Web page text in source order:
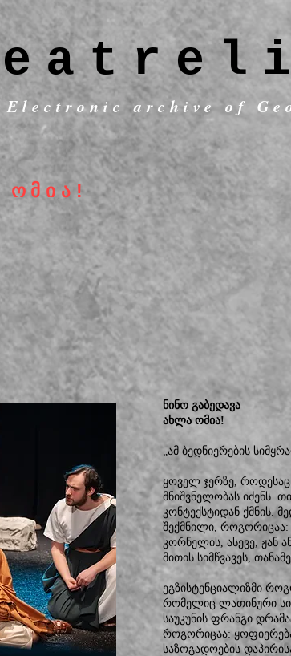
Electronic archive of
ომია!
ნინო გაბედავა
ახლა ომია!
„ამ ბედნიერების
ყოველ ჯერზე, როდესაც
მნიშვნელობას იძენს.
კონტექსტიდან ქმნის.
შექმნილი, როგორიცაა:
კორნელის, ასევე, ჟან
მითის სიმწვავეს,
ეგზისტენციალიზმი
რომელიც ლათინური
საუკუნის ფრანგი
როგორიცაა:
საზოგადოების